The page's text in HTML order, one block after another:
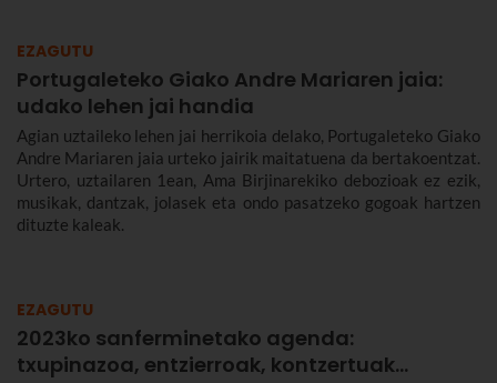
EZAGUTU
Portugaleteko Giako Andre Mariaren jaia:
udako lehen jai handia
Agian uztaileko lehen jai herrikoia delako, Portugaleteko Giako
Andre Mariaren jaia urteko jairik maitatuena da bertakoentzat.
Urtero, uztailaren 1ean, Ama Birjinarekiko debozioak ez ezik,
musikak, dantzak, jolasek eta ondo pasatzeko gogoak hartzen
dituzte kaleak.
EZAGUTU
2023ko sanferminetako agenda:
txupinazoa, entzierroak, kontzertuak…